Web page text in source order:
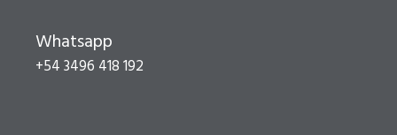
Whatsapp
+54 3496 418 192